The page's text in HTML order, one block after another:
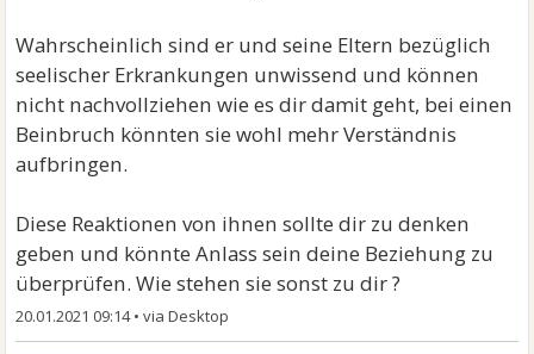
Wahrscheinlich sind er und seine Eltern bezüglich
seelischer Erkrankungen unwissend und können
nicht nachvollziehen wie es dir damit geht, bei einen
Beinbruch könnten sie wohl mehr Verständnis
aufbringen.
Diese Reaktionen von ihnen sollte dir zu denken
geben und könnte Anlass sein deine Beziehung zu
überprüfen. Wie stehen sie sonst zu dir ?
20.01.2021 09:14•